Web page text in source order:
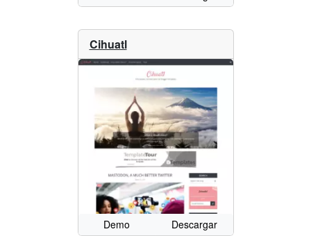
Cihuatl
Demo Descargar